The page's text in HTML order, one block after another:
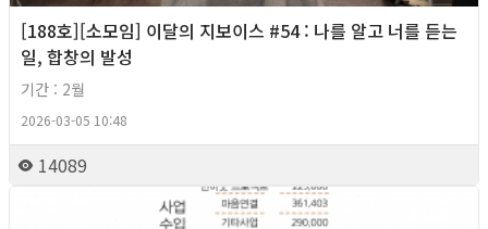
[188호][소모임] 이달의 지보이스 #54 : 나를 알고 너를 듣는
일, 합창의 발성
기간 : 2월
2026-03-05 10:48
14089